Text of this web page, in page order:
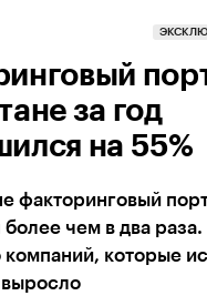
за год
на 55%
факторинговый
более чем в два
компаний, которые